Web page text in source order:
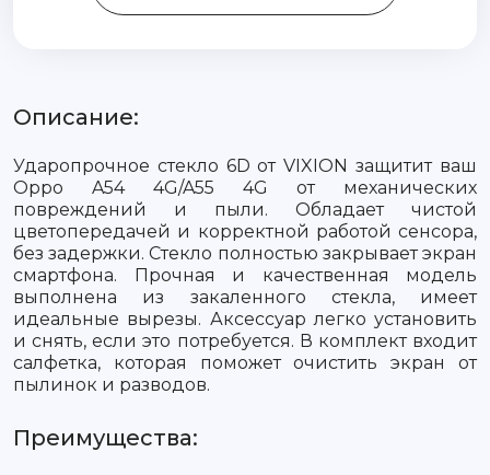
Описание:
Ударопрочное стекло 6D от VIXION защитит ваш
Oppo A54 4G/A55 4G от механических
повреждений и пыли. Обладает чистой
цветопередачей и корректной работой сенсора,
без задержки. Стекло полностью закрывает экран
смартфона. Прочная и качественная модель
выполнена из закаленного стекла, имеет
идеальные вырезы. Аксессуар легко установить
и снять, если это потребуется. В комплект входит
салфетка, которая поможет очистить экран от
пылинок и разводов.
Преимущества: